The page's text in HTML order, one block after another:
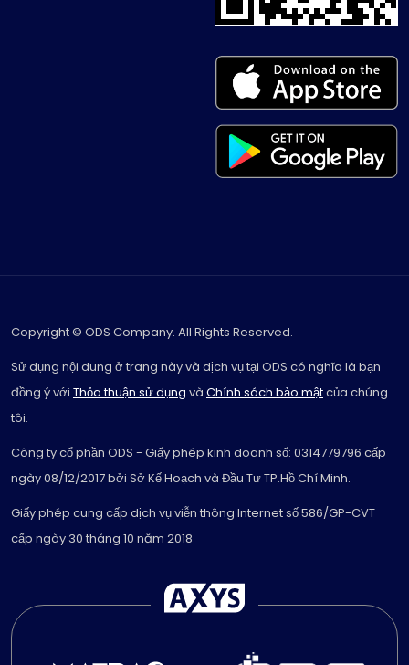
Copyright © ODS Company. All Rights Reserved.
Sử dụng nội dung ở trang này và dịch vụ tại ODS có nghĩa là bạn
đồng ý với Thỏa thuận sử dụng và Chính sách bảo mậtcủa chúng
tôi.
Công ty cổ phần ODS - Giấy phép kinh doanh số: 0314779796 cấp
ngày 08/12/2017 bởi Sở Kế Hoạch và Đầu Tư TP.Hồ Chí Minh.
Giấy phép cung cấp dịch vụ viễn thông Internet số 586/GP-CVT
cấp ngày 30 tháng 10 năm 2018